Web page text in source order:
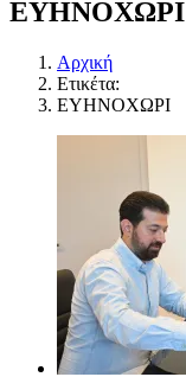
ΕΥΗΝΟΧΩΡΙ
Αρχική
Ετικέτα:
ΕΥΗΝΟΧΩΡΙ